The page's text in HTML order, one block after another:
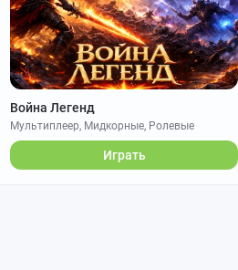
Война Легенд
Мультиплеер, Мидкорные, Ролевые
Играть